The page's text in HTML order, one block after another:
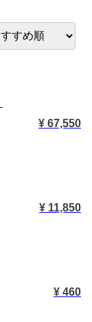
¥ 67,550
¥ 11,850
¥ 460